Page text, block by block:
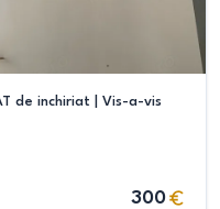
de inchiriat | Vis-a-vis
300